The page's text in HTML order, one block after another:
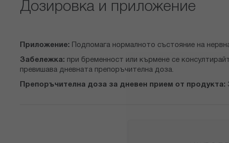
Дозировка и приложение
Приложение: Подпомага нормалното състояние на
Забележка: при бременност или кърмене се
превишава дневната препоръчителна доза.
Препоръчителна доза за дневен прием от продукта: